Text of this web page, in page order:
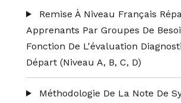
Remise À Niveau Français
Apprenants Par Groupes De
Fonction De L'évaluation
Départ (niveau A, B, C, D)
Méthodologie De La Note De